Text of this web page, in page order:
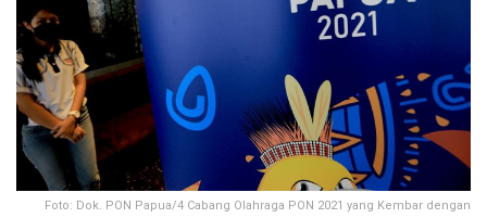
Foto: Dok. PON Papua/4 Cabang Olahraga PON 2021 yang Kembar dengan